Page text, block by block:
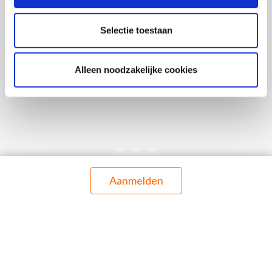
Selectie toestaan
Alleen noodzakelijke cookies
Aanmelden